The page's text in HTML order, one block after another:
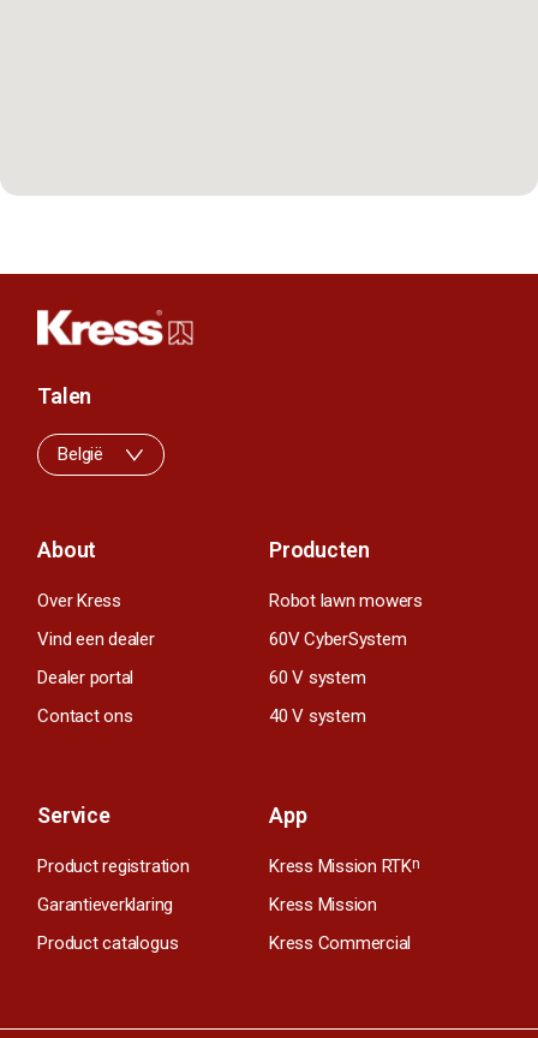
About
Over Kress
Vind een dealer
Dealer portal
Contact ons
Producten
Robot lawn mowers
60V CyberSystem
60 V system
40 V system
Service
Product registration
Garantieverklaring
Product catalogus
App
Kress Mission RTKn
Kress Mission
Kress Commercial
Talen
België